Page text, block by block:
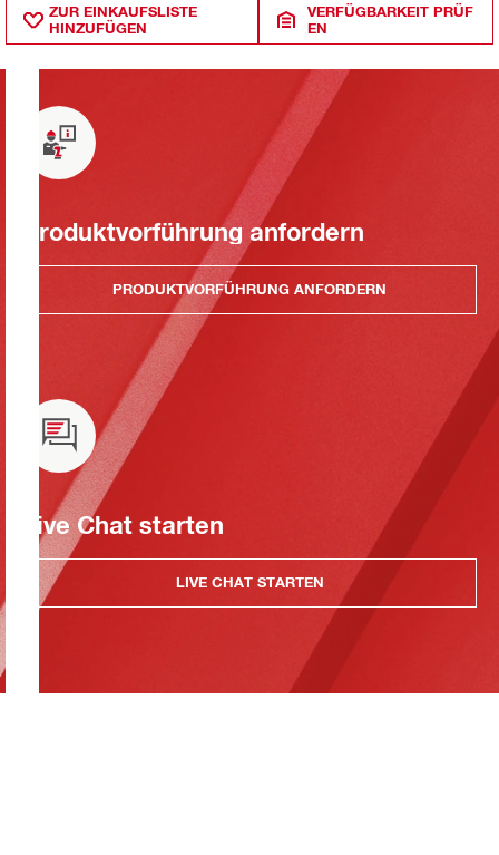
ZUR EINKAUFSLISTE
HINZUFÜGEN
VERFÜGBARKEIT PRÜF
EN
Produktvorführung anfordern
PRODUKTVORFÜHRUNG ANFORDERN
Live Chat starten
LIVE CHAT STARTEN